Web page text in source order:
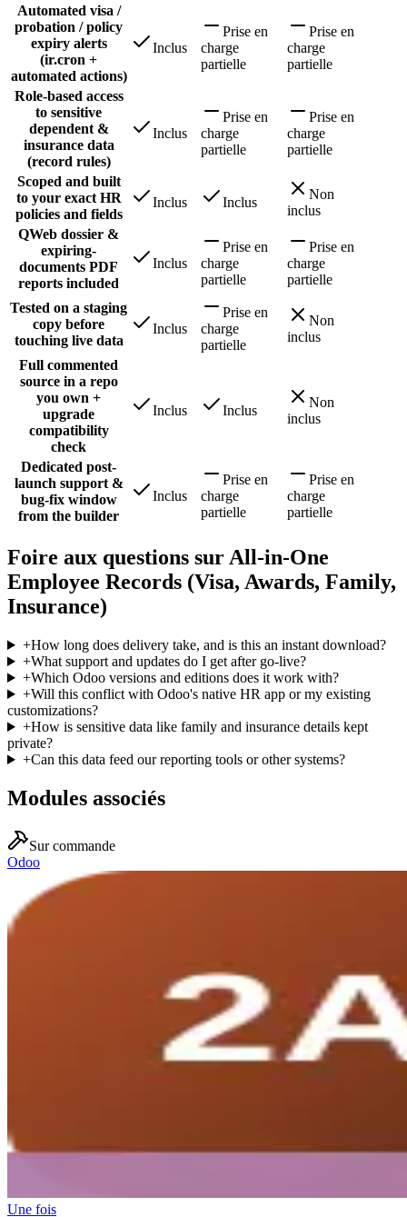
Automated visa /
probation / policy
expiry alerts
(ir.cron +
automated actions)
Inclus
Prise en
charge
partielle
Prise en
charge
partielle
Role-based access
to sensitive
dependent &
insurance data
(record rules)
Inclus
Prise en
charge
partielle
Prise en
charge
partielle
Scoped and built
to your exact HR
policies and fields
Inclus Inclus
Non
inclus
QWeb dossier &
expiring-
documents PDF
reports included
Inclus
Prise en
charge
partielle
Prise en
charge
partielle
Tested on a staging
copy before
touching live data
Inclus
Prise en
charge
partielle
Non
inclus
Full commented
source in a repo
you own +
upgrade
compatibility
check
Inclus Inclus
Non
inclus
Dedicated post-
launch support &
bug-fix window
from the builder
Inclus
Prise en
charge
partielle
Prise en
charge
partielle
Foire aux questions sur All-in-One
Employee Records (Visa, Awards, Family,
Insurance)
+How long does delivery take, and is this an instant download?
+What support and updates do I get after go-live?
+Which Odoo versions and editions does it work with?
+Will this conflict with Odoo's native HR app or my existing
customizations?
+How is sensitive data like family and insurance details kept
private?
+Can this data feed our reporting tools or other systems?
Modules associés
Sur commande
Odoo
Une fois